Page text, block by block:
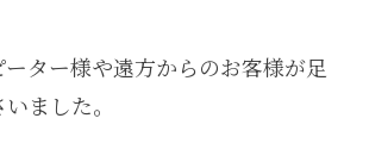
ター様や遠方からのお客様が足
ました。